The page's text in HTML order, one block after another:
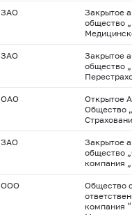
ЗАО
Закрытое
общество
ЗАО
Закрытое
общество
ОАО
Открытое
Общество
ЗАО
Закрытое
общество
компания
ООО
Общество
компания